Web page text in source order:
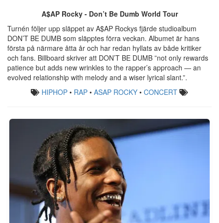
A$AP Rocky - Don’t Be Dumb World Tour
Turnén följer upp släppet av A$AP Rockys fjärde studioalbum
DON’T BE DUMB som släpptes förra veckan. Albumet är hans
första på närmare åtta år och har redan hyllats av både kritiker
och fans. Billboard skriver att DON’T BE DUMB ”not only rewards
patience but adds new wrinkles to the rapper’s approach — an
evolved relationship with melody and a wiser lyrical slant.”.
HIPHOP • RAP • ASAP ROCKY • CONCERT